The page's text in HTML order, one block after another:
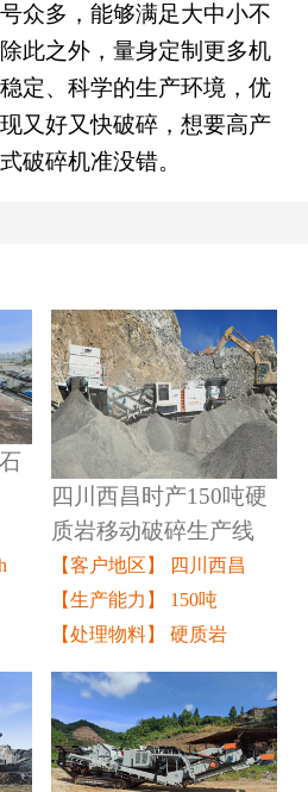
多，能够满足大中小不
此之外，量身定制更多机
定、科学的生产环境，优
又好又快破碎，想要高产
破碎机准没错。
四川西昌时产150吨硬
质岩移动破碎生产线
【客户地区】 四川西昌
【生产能力】 150吨
【处理物料】 硬质岩